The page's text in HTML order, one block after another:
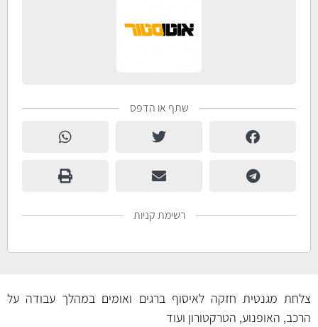
שתף או הדפס
רשימת קניות
צלחת מגנטית חזקה לאיסוף ברגים ואומים במהלך עבודה על
הרכב, האופנוע, הטרקטורון ועוד